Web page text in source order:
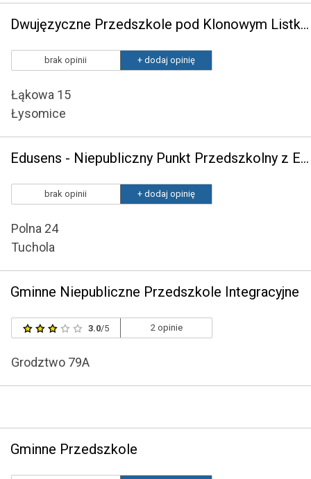
Dwujęzyczne Przedszkole pod Klonowym Listkiem
brak opinii + dodaj opinię
Łąkowa 15
Łysomice
Edusens - Niepubliczny Punkt Przedszkolny z Elementami Montessori
brak opinii + dodaj opinię
Polna 24
Tuchola
Gminne Niepubliczne Przedszkole Integracyjne
3.0/5 2 opinie
Grodztwo 79A
Gminne Przedszkole